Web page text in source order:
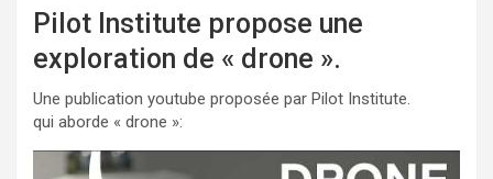
Pilot Institute propose une
exploration de « drone ».
Une publication youtube proposée par Pilot Institute.
qui aborde « drone »: